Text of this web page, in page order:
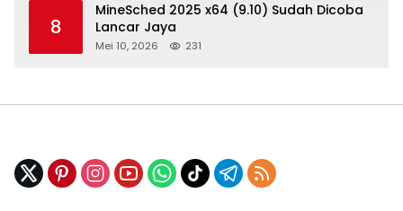
8
MineSched 2025 x64 (9.10) Sudah Dicoba
Lancar Jaya
Mei 10, 2026 231